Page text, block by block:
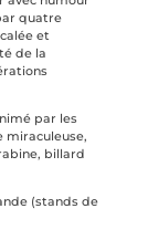
quatre
et
de la
par les
miraculeuse,
billard
(stands de